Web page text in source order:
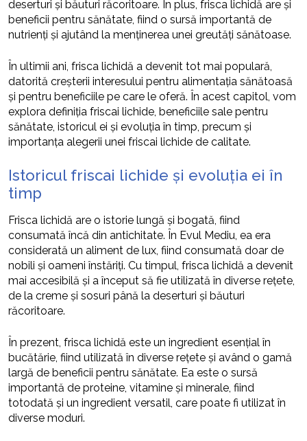
deserturi și băuturi răcoritoare. În plus, frisca lichidă are și
beneficii pentru sănătate, fiind o sursă importantă de
nutrienți și ajutând la menținerea unei greutăți sănătoase.
În ultimii ani, frisca lichidă a devenit tot mai populară,
datorită creșterii interesului pentru alimentația sănătoasă
și pentru beneficiile pe care le oferă. În acest capitol, vom
explora definiția friscai lichide, beneficiile sale pentru
sănătate, istoricul ei și evoluția în timp, precum și
importanța alegerii unei friscai lichide de calitate.
Istoricul friscai lichide și evoluția ei în
timp
Frisca lichidă are o istorie lungă și bogată, fiind
consumată încă din antichitate. În Evul Mediu, ea era
considerată un aliment de lux, fiind consumată doar de
nobili și oameni înstăriți. Cu timpul, frisca lichidă a devenit
mai accesibilă și a început să fie utilizată în diverse rețete,
de la creme și sosuri până la deserturi și băuturi
răcoritoare.
În prezent, frisca lichidă este un ingredient esențial în
bucătărie, fiind utilizată în diverse rețete și având o gamă
largă de beneficii pentru sănătate. Ea este o sursă
importantă de proteine, vitamine și minerale, fiind
totodată și un ingredient versatil, care poate fi utilizat în
diverse moduri.